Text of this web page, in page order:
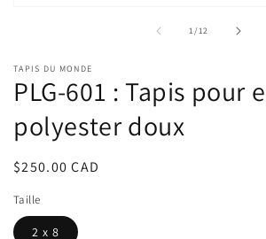
dans
fenêtre
modale
1/
de12
TAPIS DU MONDE
PLG-601 : Tapis pour
polyester doux
Prix
$250.00 CAD
Taille
2 x 8